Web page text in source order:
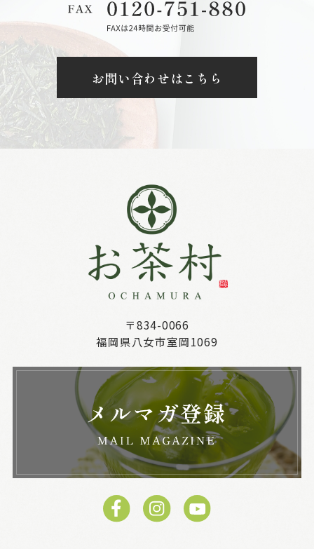
お問い合わせはこちら
〒834-0066
福岡県八女市室岡1069